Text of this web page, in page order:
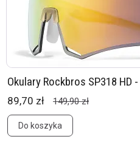
Okulary Rockbros SP318
89,70 zł 149,90 zł
Do koszyka